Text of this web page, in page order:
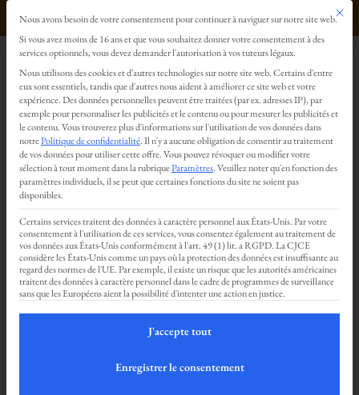
0499293179
Ce
Préférences en matière de confidentialité
Nous avons besoin de votre consentement pour continuer à naviguer sur notre site web.
Si vous avez moins de 16 ans et que vous souhaitez donner votre consentement à des
services optionnels, vous devez demander l'autorisation à vos tuteurs légaux.
Nous utilisons des cookies et d'autres technologies sur notre site web. Certains d'entre
eux sont essentiels, tandis que d'autres nous aident à améliorer ce site web et votre
expérience.Des données personnelles peuvent être traitées (par ex. adresses IP), par
exemple pour personnaliser les publicités et le contenu ou pour mesurer les publicités et
le contenu.Vous trouverez plus d'informations sur l'utilisation de vos données dans
notrePolitique de confidentialité.Il n'y a aucune obligation de consentir au traitement
de vos données pour utiliser cette offre.Vous pouvez révoquer ou modifier votre
sélection à tout moment dans la rubriqueParamètres.Veuillez noter qu'en fonction des
paramètres individuels, il se peut que certaines fonctions du site ne soient pas
disponibles.
Certains services traitent des données à caractère personnel aux États-Unis. Par votre
consentement à l'utilisation de ces services, vous consentez également au traitement de
vos données aux États-Unis conformément à l'art. 49 (1) lit. a RGPD. La CJCE
considère les États-Unis comme un pays où la protection des données est insuffisante au
regard des normes de l'UE. Par exemple, il existe un risque que les autorités américaines
traitent des données à caractère personnel dans le cadre de programmes de surveillance
sans que les Européens aient la possibilité d'intenter une action en justice.
J'accepte tout
Enregistrer le consentement